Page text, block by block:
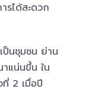
รได้สะดวก
ป็นชุมชน ย่าน
แน่นขึ้น ใน
ที่ 2 เมื่อปี